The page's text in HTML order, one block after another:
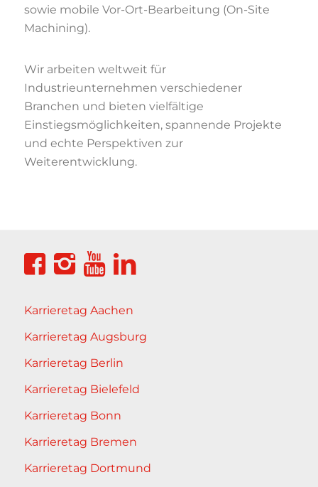
sowie mobile Vor-Ort-Bearbeitung (On-Site
Machining).
Wir arbeiten weltweit für
Industrieunternehmen verschiedener
Branchen und bieten vielfältige
Einstiegsmöglichkeiten, spannende Projekte
und echte Perspektiven zur
Weiterentwicklung.
Karrieretag Aachen
Karrieretag Augsburg
Karrieretag Berlin
Karrieretag Bielefeld
Karrieretag Bonn
Karrieretag Bremen
Karrieretag Dortmund